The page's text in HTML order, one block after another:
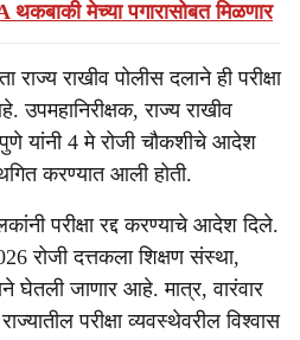
थकबाकी मेच्या पगारासोबत मिळणार
राज्य राखीव पोलीस दलाने ही परीक्षा
उपमहानिरीक्षक, राज्य राखीव
पुणे यांनी 4 मे रोजी चौकशीचे आदेश
करण्यात आली होती.
परीक्षा रद्द करण्याचे आदेश दिले.
रोजी दत्तकला शिक्षण संस्था,
घेतली जाणार आहे. मात्र, वारंवार
परीक्षा व्यवस्थेवरील विश्वास